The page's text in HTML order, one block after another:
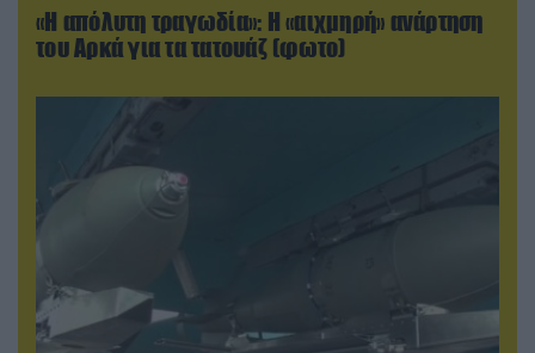
«Η απόλυτη τραγωδία»: Η «αιχμηρή» ανάρτηση
του Αρκά για τα τατουάζ (φωτο)